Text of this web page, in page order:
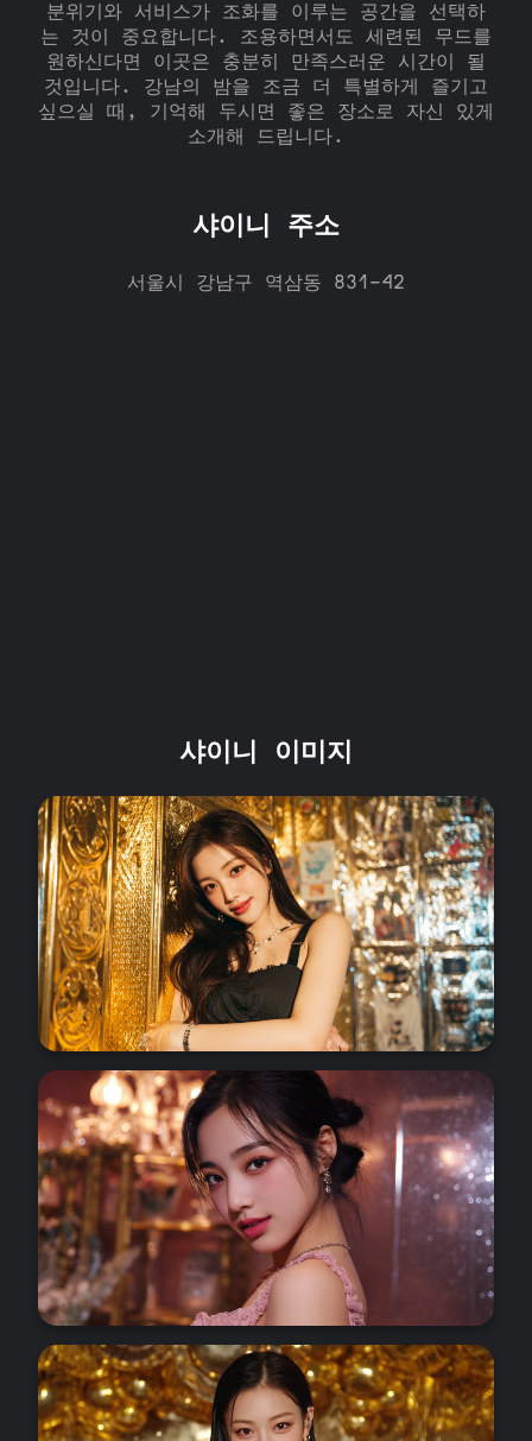
분위기와 서비스가 조화를 이루는 공간을 선택하
는 것이 중요합니다. 조용하면서도 세련된 무드를
원하신다면 이곳은 충분히 만족스러운 시간이 될
것입니다. 강남의 밤을 조금 더 특별하게 즐기고
싶으실 때, 기억해 두시면 좋은 장소로 자신 있게
소개해 드립니다.
샤이니 주소
서울시 강남구 역삼동 831-42
샤이니 이미지